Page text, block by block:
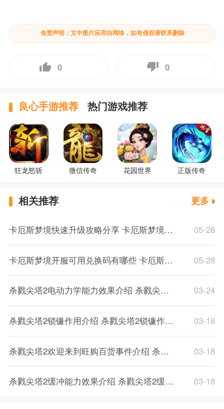
免责声明：文中图片应用自网络，如有侵权请联系删除
0 0
良心手游推荐 热门游戏推荐
狂龙怒斩 微信传奇 花园世界 正版传奇
相关推荐 更多
卡厄斯梦境快速升级攻略分享 卡厄斯梦境体力规划分配推荐介绍 05-28
卡厄斯梦境开服可用兑换码有哪些 卡厄斯梦境通用兑换码一览 05-28
杀戮尖塔2电动力学能力效果介绍 杀戮尖塔2电动力学能力效果解析一览 03-24
杀戮尖塔2锁镰作用介绍 杀戮尖塔2锁镰作用解析一览 03-18
杀戮尖塔2欢迎来到旺购百货事件介绍 杀戮尖塔2欢迎来到旺购百货事件解析 03-18
杀戮尖塔2缓冲能力效果介绍 杀戮尖塔2缓冲能力解析一览 03-18